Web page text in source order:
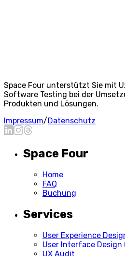
Space Four unterstützt Sie mit
Software Testing bei der
Produkten und Lösungen.
Impressum/Datenschutz
Space Four
Home
FAQ
Buchung
Services
User Experience
User Interface Design
UX Audit